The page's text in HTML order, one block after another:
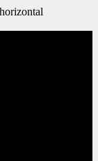
horizontal